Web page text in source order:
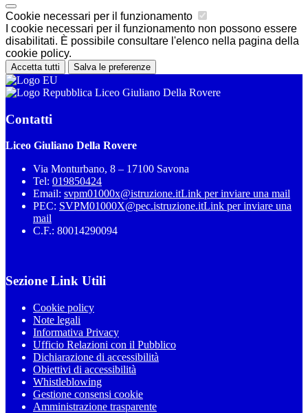
Cookie necessari per il funzionamento
I cookie necessari per il funzionamento non possono essere
disabilitati. È possibile consultare l'elenco nella pagina della
cookie policy.
Accetta tutti Salva le preferenze
Liceo Giuliano Della Rovere
Contatti
Liceo Giuliano Della Rovere
Via Monturbano, 8 – 17100 Savona
Tel: 019850424
Email: svpm01000x@istruzione.itLink per inviare una mail
PEC: SVPM01000X@pec.istruzione.itLink per inviare una
mail
C.F.: 80014290094
Sezione Link Utili
Cookie policy
Note legali
Informativa Privacy
Ufficio Relazioni con il Pubblico
Dichiarazione di accessibilità
Obiettivi di accessibilità
Whistleblowing
Gestione consensi cookie
Amministrazione trasparente